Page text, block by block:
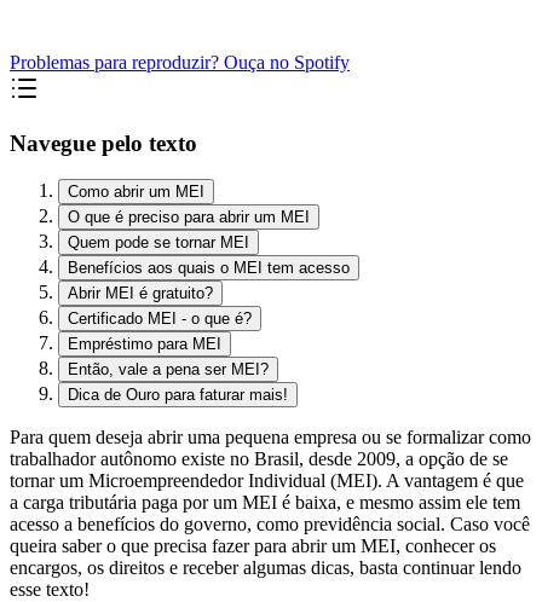
Problemas para reproduzir? Ouça no Spotify
Navegue pelo texto
Como abrir um MEI
O que é preciso para abrir um MEI
Quem pode se tornar MEI
Benefícios aos quais o MEI tem acesso
Abrir MEI é gratuito?
Certificado MEI - o que é?
Empréstimo para MEI
Então, vale a pena ser MEI?
Dica de Ouro para faturar mais!
Para quem deseja abrir uma pequena empresa ou se formalizar como
trabalhador autônomo existe no Brasil, desde 2009, a opção de se
tornar um Microempreendedor Individual (MEI). A vantagem é que
a carga tributária paga por um MEI é baixa, e mesmo assim ele tem
acesso a benefícios do governo, como previdência social. Caso você
queira saber o que precisa fazer para abrir um MEI, conhecer os
encargos, os direitos e receber algumas dicas, basta continuar lendo
esse texto!